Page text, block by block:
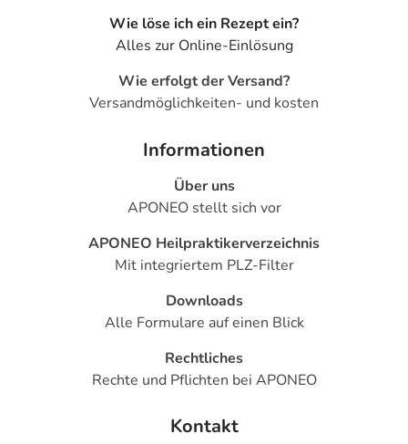
Wie löse ich ein Rezept ein?
Alles zur Online-Einlösung
Wie erfolgt der Versand?
Versandmöglichkeiten- und kosten
Informationen
Über uns
APONEO stellt sich vor
APONEO Heilpraktikerverzeichnis
Mit integriertem PLZ-Filter
Downloads
Alle Formulare auf einen Blick
Rechtliches
Rechte und Pflichten bei APONEO
Kontakt